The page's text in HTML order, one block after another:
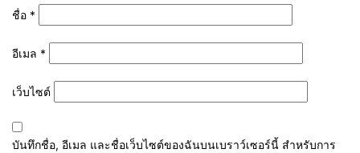
ชื่อ *
อีเมล *
เว็บไซต์
บันทึกชื่อ, อีเมล และชื่อเว็บไซต์ของฉันบนเบราว์เซอร์นี้ สำหรับการ